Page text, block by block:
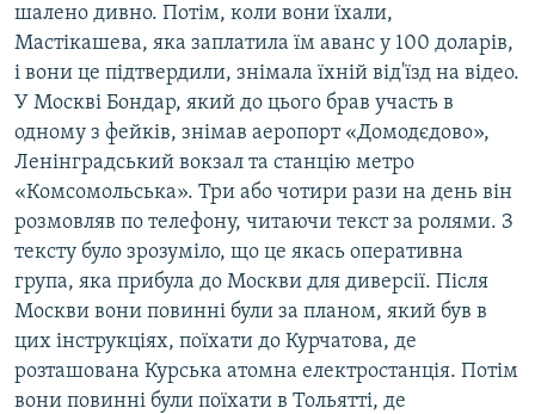
шалено дивно. Потім, коли вони їхали,
Мастікашева, яка заплатила їм аванс у 100 доларів,
і вони це підтвердили, знімала їхній від'їзд на відео.
У Москві Бондар, який до цього брав участь в
одному з фейків, знімав аеропорт «Домодєдово»,
Ленінградський вокзал та станцію метро
«Комсомольська». Три або чотири рази на день він
розмовляв по телефону, читаючи текст за ролями. З
тексту було зрозуміло, що це якась оперативна
група, яка прибула до Москви для диверсії. Після
Москви вони повинні були за планом, який був в
цих інструкціях, поїхати до Курчатова, де
розташована Курська атомна електростанція. Потім
вони повинні були поїхати в Тольятті, де